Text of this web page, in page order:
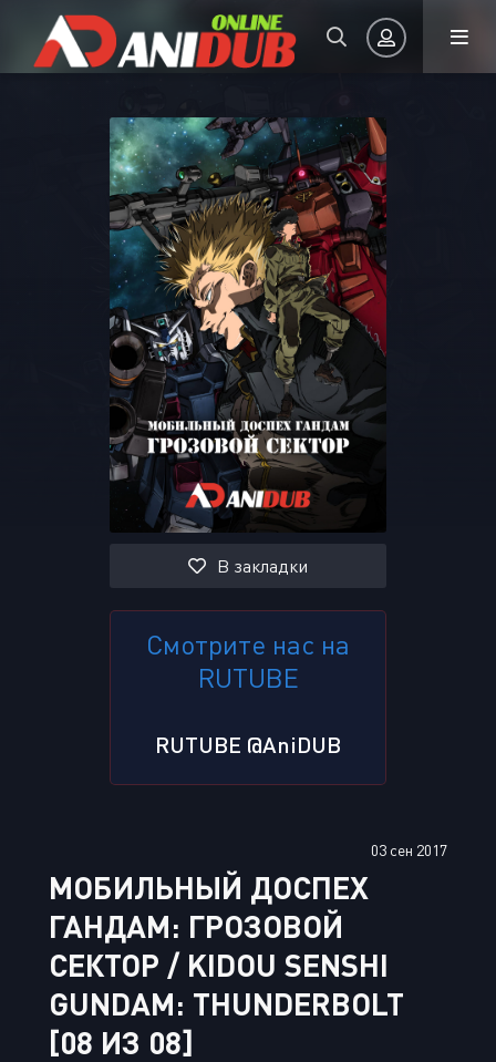
Авторизация
Запомнить
ВОЙТИ НА САЙТ
Регистрация Восстановить пароль
Или войти через
В закладки
Смотрите нас на
RUTUBE
RUTUBE @AniDUB
03 сен 2017
МОБИЛЬНЫЙ ДОСПЕХ
ГАНДАМ: ГРОЗОВОЙ
СЕКТОР / KIDOU SENSHI
GUNDAM: THUNDERBOLT
[08 ИЗ 08]